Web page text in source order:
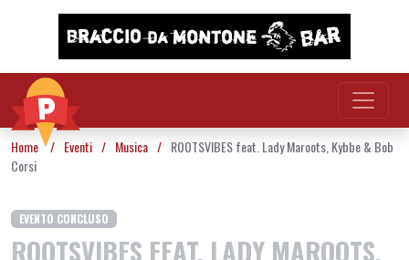
Vai al contenuto
Home / Eventi / Musica / ROOTSVIBES feat. Lady Maroots, Kybbe & Bob
Corsi
EVENTO CONCLUSO
ROOTSVIBES FEAT. LADY MAROOTS,